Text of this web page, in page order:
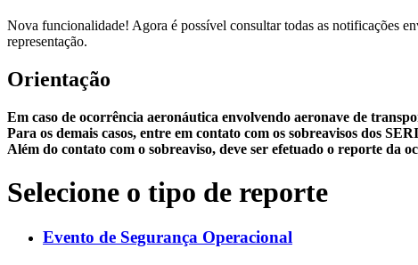
Nova funcionalidade! Agora é possível consultar todas as notificações
representação.
Orientação
Em caso de ocorrência aeronáutica envolvendo aeronave de
Para os demais casos, entre em contato com os sobreavisos dos
Além do contato com o sobreaviso, deve ser efetuado o reporte da
Selecione o tipo de reporte
Evento de Segurança Operacional